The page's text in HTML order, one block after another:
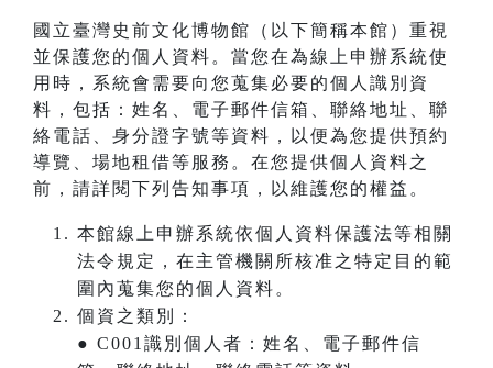
國立臺灣史前文化博物館（以下簡稱本館）重視
並保護您的個人資料。當您在為線上申辦系統使
用時，系統會需要向您蒐集必要的個人識別資
料，包括：姓名、電子郵件信箱、聯絡地址、聯
絡電話、身分證字號等資料，以便為您提供預約
導覽、場地租借等服務。在您提供個人資料之
前，請詳閱下列告知事項，以維護您的權益。
本館線上申辦系統依個人資料保護法等相關
法令規定，在主管機關所核准之特定目的範
圍內蒐集您的個人資料。
個資之類別：
● C001識別個人者：姓名、電子郵件信